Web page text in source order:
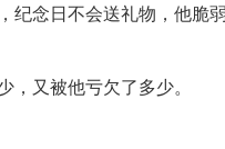
念日不会送礼物，他脆
又被他亏欠了多少。